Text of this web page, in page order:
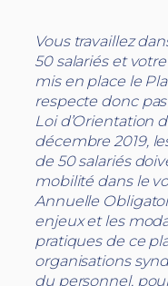
Vous travaillez
50 salariés et
mis en place le
respecte donc
Loi d’Orientation
décembre 2019,
de 50 salariés
mobilité dans le
Annuelle
enjeux et les
pratiques de ce
organisations
du personnel,